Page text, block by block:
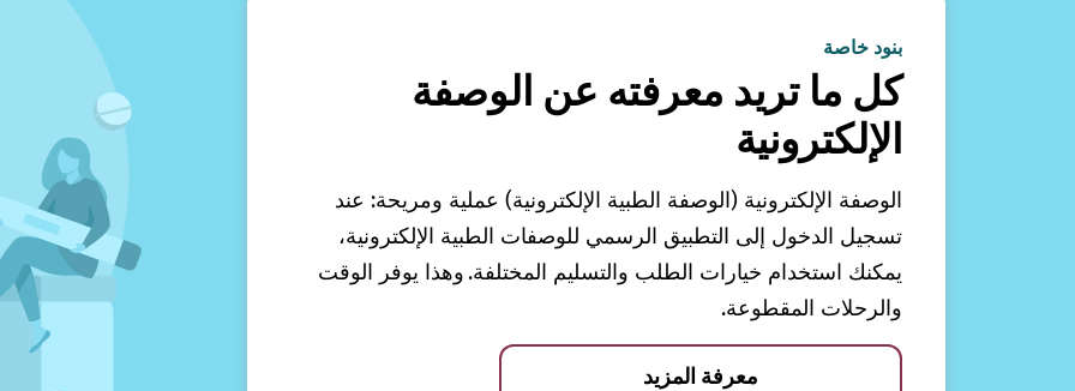
بنود خاصة
كل ما تريد معرفته عن الوصفة
الإلكترونية
الوصفة الإلكترونية (الوصفة الطبية الإلكترونية) عملية ومريحة: عند
تسجيل الدخول إلى التطبيق الرسمي للوصفات الطبية الإلكترونية،
يمكنك استخدام خيارات الطلب والتسليم المختلفة. وهذا يوفر الوقت
والرحلات المقطوعة.
معرفة المزيد